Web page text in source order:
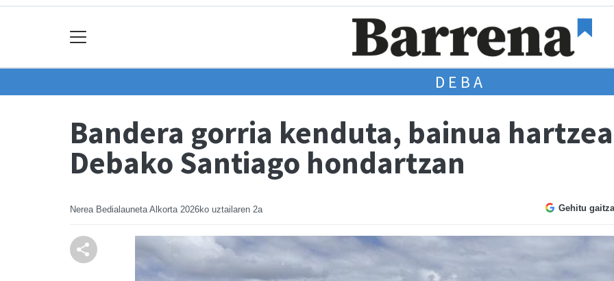
DEBA
Bandera gorria kenduta, bainua
Debako Santiago hondartzan
Nerea Bedialauneta Alkorta 2026ko uztailaren 2a Gehitu